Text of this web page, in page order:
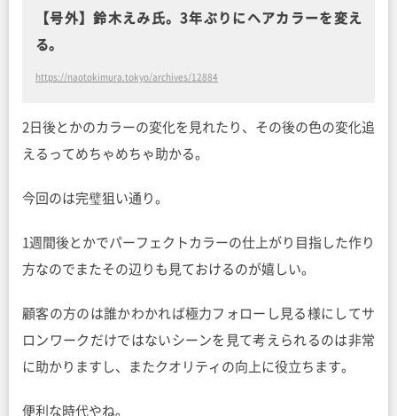
【号外】鈴木えみ氏。3年ぶりにヘアカラーを変え
る。
https://naotokimura.tokyo/archives/12884
2日後とかのカラーの変化を見れたり、その後の色の変化追
えるってめちゃめちゃ助かる。
今回のは完璧狙い通り。
1週間後とかでパーフェクトカラーの仕上がり目指した作り
方なのでまたその辺りも見ておけるのが嬉しい。
顧客の方のは誰かわかれば極力フォローし見る様にしてサ
ロンワークだけではないシーンを見て考えられるのは非常
に助かりますし、またクオリティの向上に役立ちます。
便利な時代やね。